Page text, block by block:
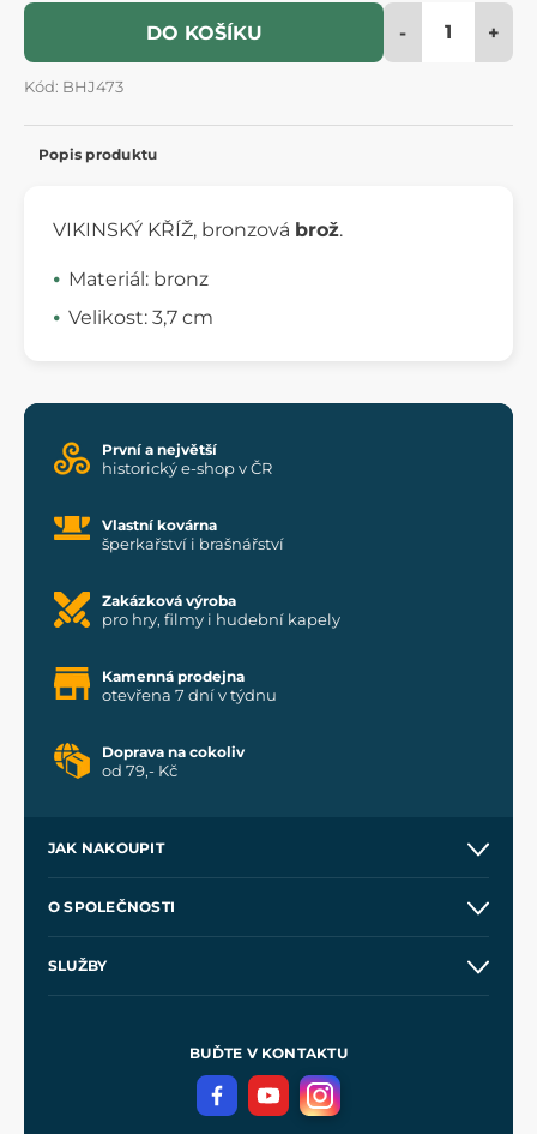
DO KOŠÍKU - +
Kód: BHJ473
Popis produktu
VIKINSKÝ KŘÍŽ, bronzová brož.
Materiál: bronz
Velikost: 3,7 cm
První a největší
historický e-shop v ČR
Vlastní kovárna
šperkařství i brašnářství
Zakázková výroba
pro hry, filmy i hudební kapely
Kamenná prodejna
otevřena 7 dní v týdnu
Doprava na cokoliv
od 79,- Kč
JAK NAKOUPIT
Velkoobchod
O SPOLEČNOSTI
SLUŽBY
Meče pro Kingdom Come
BUĎTE V KONTAKTU